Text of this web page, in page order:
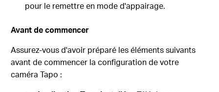
pour le remettre en mode d'appairage.
Avant de commencer
Assurez-vous d'avoir préparé les éléments suivants
avant de commencer la configuration de votre
caméra Tapo :